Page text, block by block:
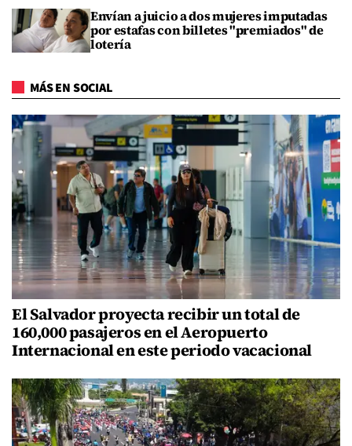
Envían a juicio a dos mujeres imputadas
por estafas con billetes "premiados" de
lotería
MÁS EN SOCIAL
El Salvador proyecta recibir un total de
160,000 pasajeros en el Aeropuerto
Internacional en este periodo vacacional